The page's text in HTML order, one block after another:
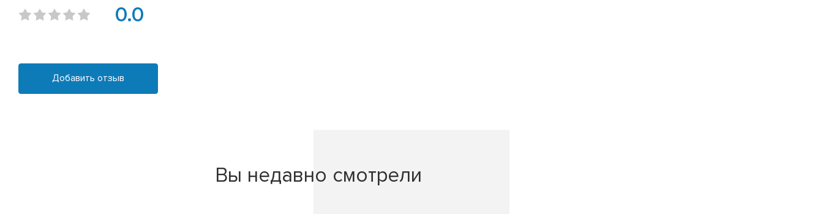
0.0
Добавить отзыв
Вы недавно смотрели